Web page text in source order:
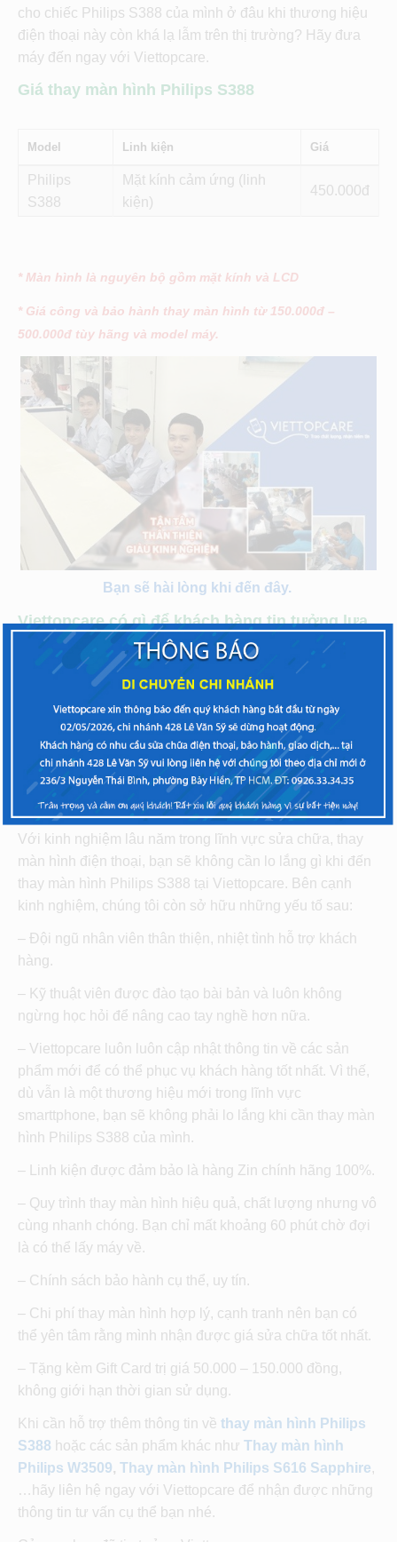
cho chiếc Philips S388 của mình ở đâu khi thương hiệu
điện thoại này còn khá lạ lẫm trên thị trường? Hãy đưa
máy đến ngay với Viettopcare.
Giá thay màn hình Philips S388
Model Linh kiện Giá
Philips
S388
Mặt kính cảm ứng (linh
kiện)
450
* Màn hình là nguyên bộ gồm mặt kính và LCD
* Giá công và bảo hành thay màn hình từ 150.000đ –
500.000đ tùy hãng và model máy.
Bạn sẽ hài lòng khi đến đây.
Viettopcare có gì để khách hàng tin tưởng lựa
chọn thay màn hình Philips S388?
Tuy chiếc Philips S388 nằm ở phân khúc điện thoại giá
một chiếc điện thoại mới khi máy bị trục trặc. Hiểu được
khó khăn của khách hàng khi chiếc điện thoại Philips
S388 bị hư màn hình, Viettopcare luôn cố gắng hết sức
mình để bạn nhận được kết quả phục hồi sản phẩm hài
lòng nhất.
Với kinh nghiệm lâu năm trong lĩnh vực sửa chữa, thay
màn hình điện thoại, bạn sẽ không cần lo lắng gì khi đến
thay màn hình Philips S388 tại Viettopcare. Bên cạnh
kinh nghiệm, chúng tôi còn sở hữu những yếu tố sau:
– Đội ngũ nhân viên thân thiện, nhiệt tình hỗ trợ khách
hàng.
– Kỹ thuật viên được đào tạo bài bản và luôn không
ngừng học hỏi để nâng cao tay nghề hơn nữa.
– Viettopcare luôn luôn cập nhật thông tin về các sản
phẩm mới để có thể phục vụ khách hàng tốt nhất. Vì thế,
dù vẫn là một thương hiệu mới trong lĩnh vực
smarttphone, bạn sẽ không phải lo lắng khi cần thay màn
hình Philips S388 của mình.
– Linh kiện được đảm bảo là hàng Zin chính hãng 100%.
– Quy trình thay màn hình hiệu quả, chất lượng nhưng vô
cùng nhanh chóng. Bạn chỉ mất khoảng 60 phút chờ đợi
là có thể lấy máy về.
– Chính sách bảo hành cụ thể, uy tín.
– Chi phí thay màn hình hợp lý, cạnh tranh nên bạn có
thể yên tâm rằng mình nhận được giá sửa chữa tốt nhất.
– Tặng kèm Gift Card trị giá 50.000 – 150.000 đồng,
không giới hạn thời gian sử dụng.
Khi cần hỗ trợ thêm thông tin về thay màn hình Philips
S388 hoặc các sản phẩm khác như Thay màn hình
Philips W3509, Thay màn hình Philips S616 Sapphire,
…hãy liên hệ ngay với Viettopcare để nhận được những
thông tin tư vấn cụ thể bạn nhé.